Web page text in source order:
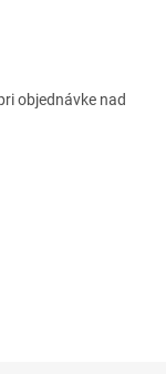
objednávke nad